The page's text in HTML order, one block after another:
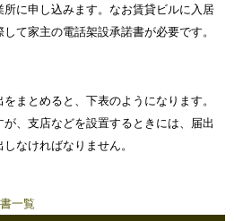
に申し込みます。なお賃貸ビルに入居
て家主の電話架設承諾書が必要です。
まとめると、下表のようになります。
、支店などを設置するときには、届出
なければなりません。
一覧